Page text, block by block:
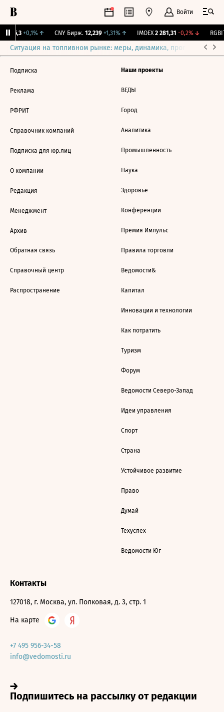
Войти
115,3 +0,1%↑ CNY Бирж. 12,239 +1,31%↑ IMOEX 2 281,31 -0,2%↓
Ситуация на топливном рынке: меры, динамика, прогнозы
Подписка
Реклама
РФРИТ
Справочник компаний
Подписка для юр.лиц
О компании
Редакция
Менеджмент
Архив
Обратная связь
Справочный центр
Распространение
Наши проекты
ВЕДЫ
Город
Аналитика
Промышленность
Наука
Здоровье
Конференции
Премия Импульс
Правила торговли
Ведомости&
Капитал
Инновации и технологии
Как потратить
Туризм
Форум
Ведомости Северо-Запад
Идеи управления
Спорт
Страна
Устойчивое развитие
Право
Думай
Техуспех
Ведомости Юг
Контакты
127018, г. Москва, ул. Полковая, д. 3, стр. 1
На карте
+7 495 956-34-58
info@vedomosti.ru